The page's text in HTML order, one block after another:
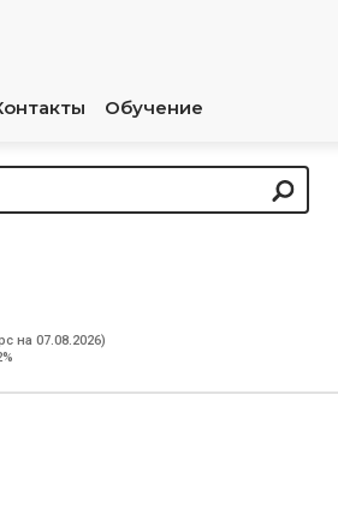
Обучение
на 07.08.2026)